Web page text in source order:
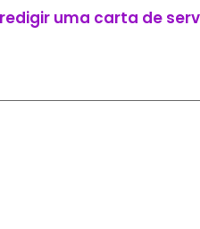
uma carta de